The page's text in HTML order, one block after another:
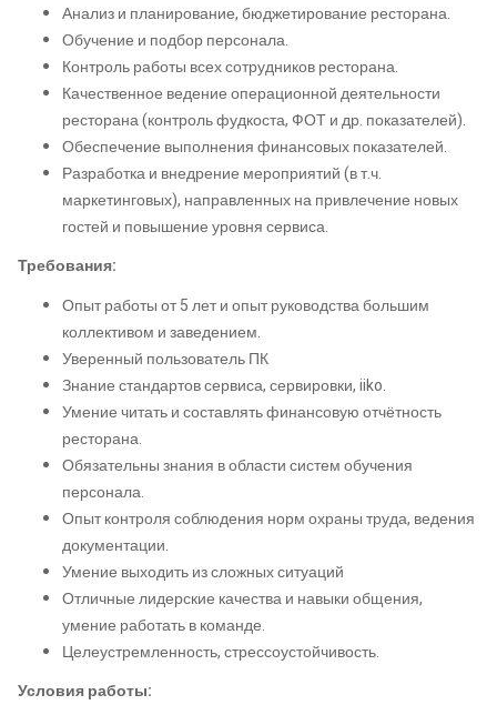
Анализ и планирование, бюджетирование ресторана.
Обучение и подбор персонала.
Контроль работы всех сотрудников ресторана.
Качественное ведение операционной деятельности
ресторана (контроль фудкоста, ФОТ и др. показателей).
Обеспечение выполнения финансовых показателей.
Разработка и внедрение мероприятий (в т.ч.
маркетинговых), направленных на привлечение новых
гостей и повышение уровня сервиса.
Требования:
Опыт работы от 5 лет и опыт руководства большим
коллективом и заведением.
Уверенный пользователь ПК
Знание стандартов сервиса, сервировки, iiko.
Умение читать и составлять финансовую отчётность
ресторана.
Обязательны знания в области систем обучения
персонала.
Опыт контроля соблюдения норм охраны труда, ведения
документации.
Умение выходить из сложных ситуаций
Отличные лидерские качества и навыки общения,
умение работать в команде.
Целеустремленность, стрессоустойчивость.
Условия работы: